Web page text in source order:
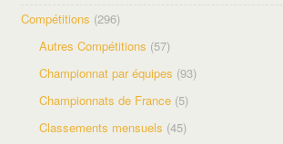
Compétitions (296)
Autres Compétitions (57)
Championnat par équipes (93)
Championnats de France (5)
Classements mensuels (45)